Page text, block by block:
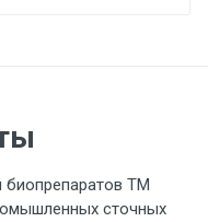
биопрепаратов ТМ
сточных